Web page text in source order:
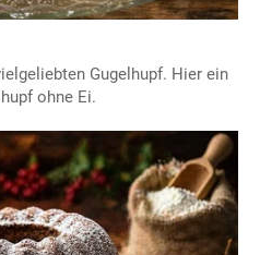
Gugelhupf. Hier ein
ohne Ei.